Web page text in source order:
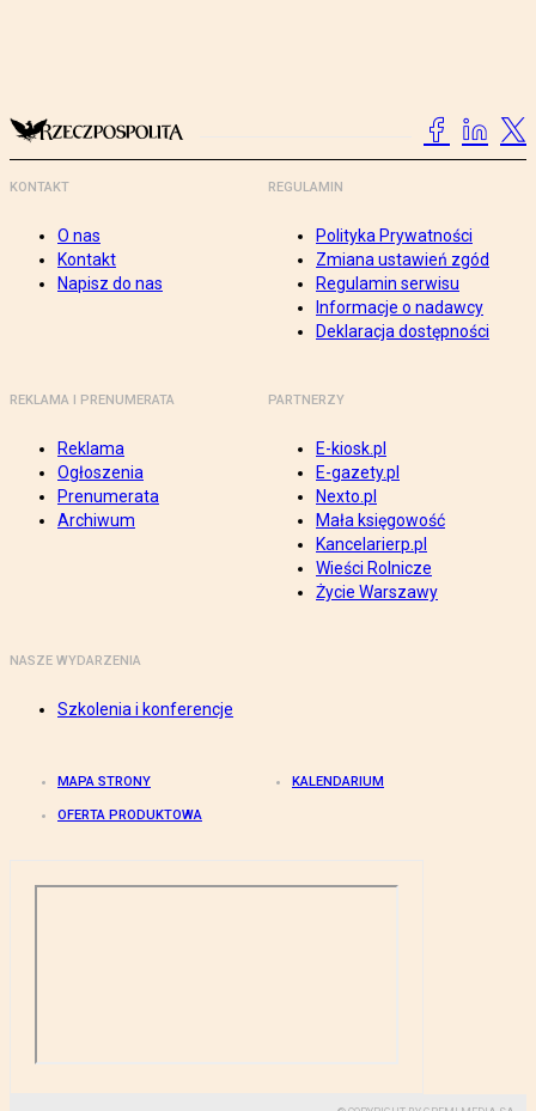
KONTAKT
O nas
Kontakt
Napisz do nas
REGULAMIN
Polityka Prywatności
Zmiana ustawień zgód
Regulamin serwisu
Informacje o nadawcy
Deklaracja dostępności
REKLAMA I PRENUMERATA
Reklama
Ogłoszenia
Prenumerata
Archiwum
PARTNERZY
E-kiosk.pl
E-gazety.pl
Nexto.pl
Mała księgowość
Kancelarierp.pl
Wieści Rolnicze
Życie Warszawy
NASZE WYDARZENIA
Szkolenia i konferencje
MAPA STRONY KALENDARIUM
OFERTA PRODUKTOWA